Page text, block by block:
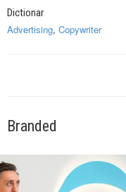
Dictionar
Advertising, Copywriter
Branded